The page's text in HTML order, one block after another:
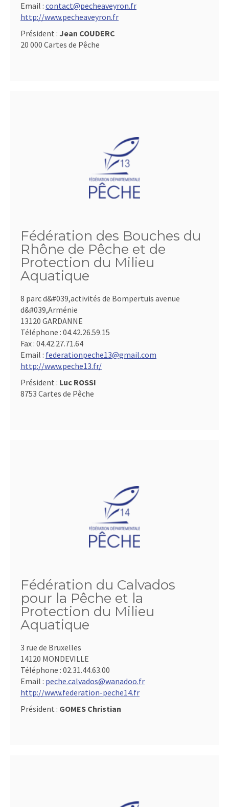
Email : contact@pecheaveyron.fr
http://www.pecheaveyron.fr
Président : Jean COUDERC
20 000 Cartes de Pêche
Fédération des Bouches du
Rhône de Pêche et de
Protection du Milieu
Aquatique
8 parc d&#039,activités de Bompertuis avenue
d&#039,Arménie
13120 GARDANNE
Téléphone : 04.42.26.59.15
Fax : 04.42.27.71.64
Email : federationpeche13@gmail.com
http://www.peche13.fr/
Président : Luc ROSSI
8753 Cartes de Pêche
Fédération du Calvados
pour la Pêche et la
Protection du Milieu
Aquatique
3 rue de Bruxelles
14120 MONDEVILLE
Téléphone : 02.31.44.63.00
Email : peche.calvados@wanadoo.fr
http://www.federation-peche14.fr
Président : GOMES Christian